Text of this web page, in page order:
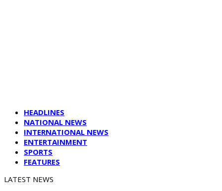
HEADLINES
NATIONAL NEWS
INTERNATIONAL NEWS
ENTERTAINMENT
SPORTS
FEATURES
LATEST NEWS